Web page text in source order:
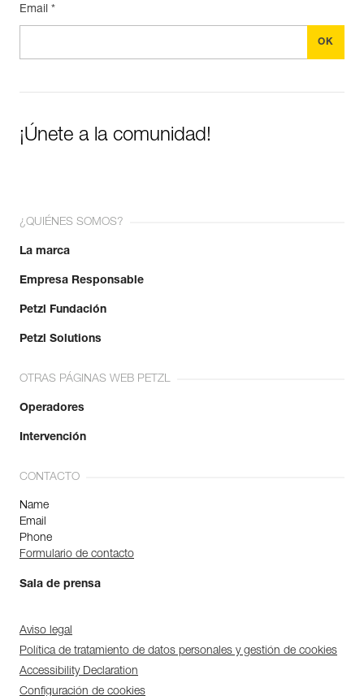
Email *
¡Únete a la comunidad!
¿QUIÉNES SOMOS?
La marca
Empresa Responsable
Petzl Fundación
Petzl Solutions
OTRAS PÁGINAS WEB PETZL
Operadores
Intervención
CONTACTO
Name
Email
Phone
Formulario de contacto
Sala de prensa
Aviso legal
Política de tratamiento de datos personales y gestión de cookies
Accessibility Declaration
Configuración de cookies